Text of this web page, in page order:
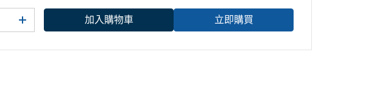
加入購物車 立即購買